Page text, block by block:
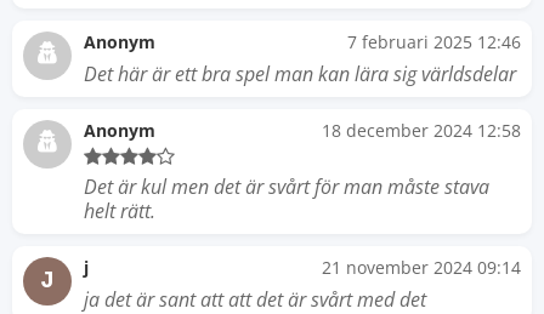
Anonym 7 februari 2025 12:46
Det här är ett bra spel man kan lära sig världsdelar
Anonym 18 december 2024 12:58
Det är kul men det är svårt för man måste stava
helt rätt.
J j 21 november 2024 09:14
ja det är sant att att det är svårt med det